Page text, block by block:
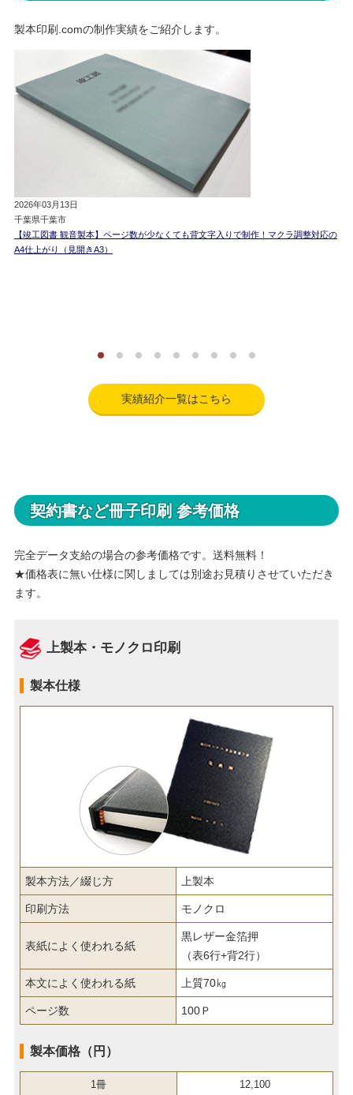
製本印刷.comの制作実績をご紹介します。
2026年03月13日
千葉県千葉市
【竣工図書 観音製本】ページ数が少なくても背文字入りで制作！マクラ調整対応の
A4仕上がり（見開きA3）
実績紹介一覧はこちら
契約書など冊子印刷 参考価格
完全データ支給の場合の参考価格です。送料無料！
★価格表に無い仕様に関しましては別途お見積りさせていただき
ます。
上製本・モノクロ印刷
製本仕様
製本方法／綴じ方 上製本
印刷方法 モノクロ
表紙によく使われる紙
黒レザー金箔押
（表6行+背2行）
本文によく使われる紙 上質70㎏
ページ数 100Ｐ
製本価格（円）
1冊 12,100